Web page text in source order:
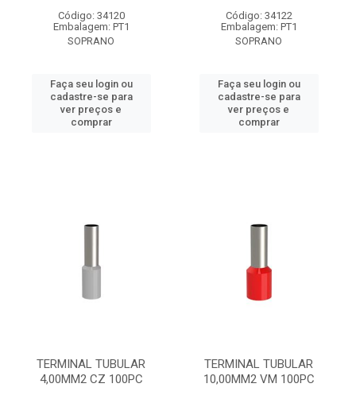
Código: 34120
Embalagem: PT1
SOPRANO
Faça seu login ou
cadastre-se para
ver preços e
comprar
Código: 34122
Embalagem: PT1
SOPRANO
Faça seu login ou
cadastre-se para
ver preços e
comprar
TERMINAL TUBULAR
4,00MM2 CZ 100PC
TERMINAL TUBULAR
10,00MM2 VM 100PC